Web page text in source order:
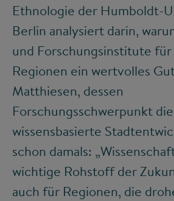
Ethnologie der Humboldt-
Berlin analysiert darin,
und Forschungsinstitute
Regionen ein wertvolles
Matthiesen, dessen
Forschungsschwerpunkt die
wissensbasierte
schon damals:
wichtige Rohstoff der
auch für Regionen, die